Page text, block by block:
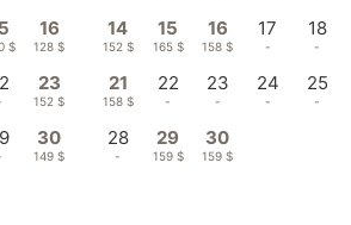
$
16
128 $
23
152 $
30
149 $
14
152 $
15
165 $
16
158 $
17
-
18
-
21
158 $
22
-
23
-
24
-
25
-
28
-
29
159 $
30
159 $